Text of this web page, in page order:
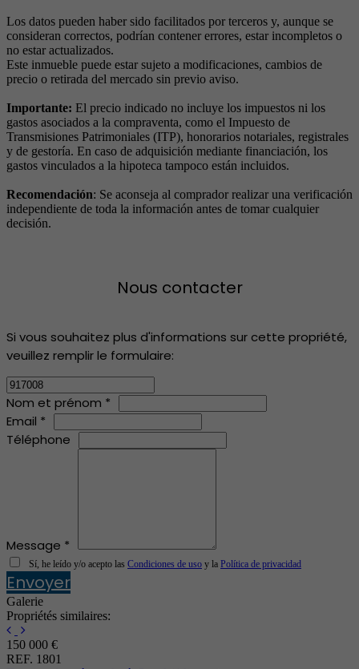
Los datos pueden haber sido facilitados por terceros y, aunque se
consideran correctos, podrían contener errores, estar incompletos o
no estar actualizados.
Este inmueble puede estar sujeto a modificaciones, cambios de
precio o retirada del mercado sin previo aviso.
Importante: El precio indicado no incluye los impuestos ni los
gastos asociados a la compraventa, como el Impuesto de
Transmisiones Patrimoniales (ITP), honorarios notariales, registrales
y de gestoría. En caso de adquisición mediante financiación, los
gastos vinculados a la hipoteca tampoco están incluidos.
Recomendación: Se aconseja al comprador realizar una verificación
independiente de toda la información antes de tomar cualquier
decisión.
Nous contacter
Si vous souhaitez plus d'informations sur cette propriété,
veuillez remplir le formulaire:
Nom et prénom *
Email *
Téléphone
Message *
Sí, he leído y/o acepto las Condiciones de uso y la Política de privacidad
Envoyer
Galerie
Propriétés similaires:
150 000 €
REF. 1801